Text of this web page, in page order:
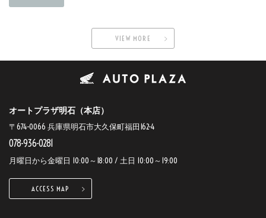
VIEW MORE
オートプラザ明石（本店）
〒674-0066 兵庫県明石市大久保町福田162-4
078-936-0281
月曜日から金曜日 10:00～18:00 / 土日 10:00～19:00
ACCESS MAP